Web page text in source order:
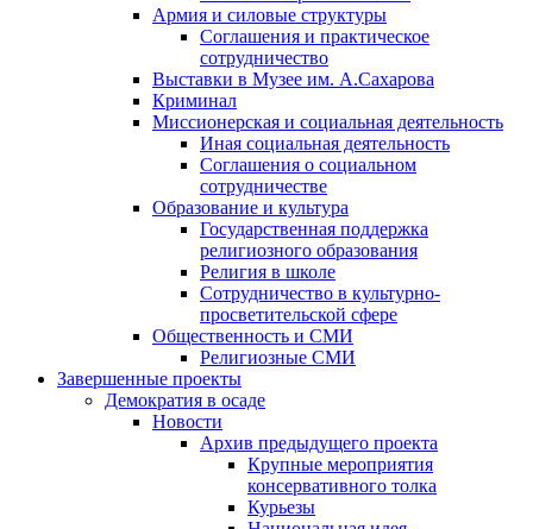
Армия и силовые структуры
Соглашения и практическое
сотрудничество
Выставки в Музее им. А.Сахарова
Криминал
Миссионерская и социальная деятельность
Иная социальная деятельность
Соглашения о социальном
сотрудничестве
Образование и культура
Государственная поддержка
религиозного образования
Религия в школе
Сотрудничество в культурно-
просветительской сфере
Общественность и СМИ
Религиозные СМИ
Завершенные проекты
Демократия в осаде
Новости
Архив предыдущего проекта
Крупные мероприятия
консервативного толка
Курьезы